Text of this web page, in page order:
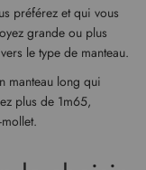
préférez et qui vous
grande ou plus
le type de manteau.
manteau long qui
plus de 1m65,